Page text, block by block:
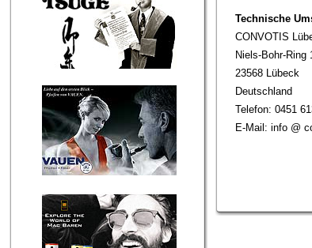
Technische
CONVOTIS
Niels-Bohr-Ring
23568 Lübeck
Deutschland
Telefon: 0451
E-Mail: info @